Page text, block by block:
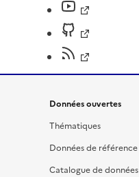
Données ouvertes
Thématiques
Données de référence
Catalogue de données